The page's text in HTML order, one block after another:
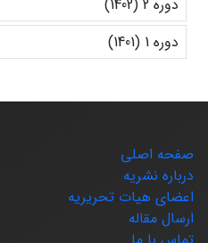
دوره 2 (1402)
دوره 1 (1401)
صفحه اصلی
درباره نشریه
اعضای هیات تحریریه
ارسال مقاله